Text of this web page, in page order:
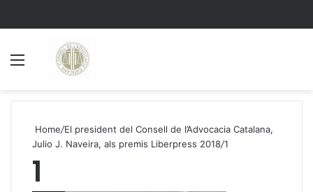
Home/El president del Consell de l’Advocacia Catalana,
Julio J. Naveira, als premis Liberpress 2018/1
1